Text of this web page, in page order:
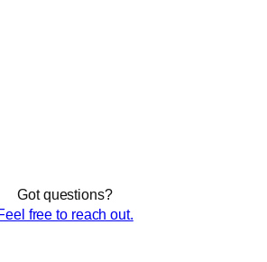
Got questions?
free to reach out.